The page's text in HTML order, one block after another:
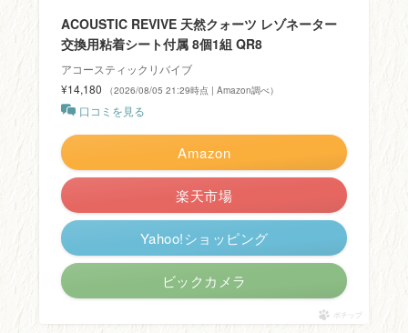
ACOUSTIC REVIVE 天然クォーツ レゾネーター
交換用粘着シート付属 8個1組 QR8
アコースティックリバイブ
¥14,180
（2026/08/05 21:29時点 | Amazon調べ）
口コミを見る
Amazon
楽天市場
Yahoo!ショッピング
ビックカメラ
ポチップ